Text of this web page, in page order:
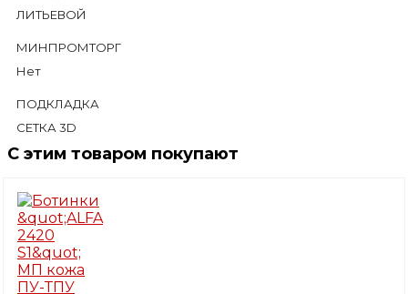
ЛИТЬЕВОЙ
МИНПРОМТОРГ
Нет
ПОДКЛАДКА
СЕТКА 3D
С этим товаром покупают